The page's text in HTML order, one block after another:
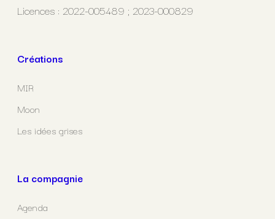
Licences : 2022-005489 ; 2023-000829
Créations
MIR
Moon
Les idées grises
La compagnie
Agenda